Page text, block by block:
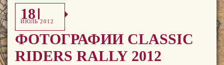
18
ИЮЛЬ 2012
ФОТОГРАФИИ CLASSIC
RIDERS RALLY 2012